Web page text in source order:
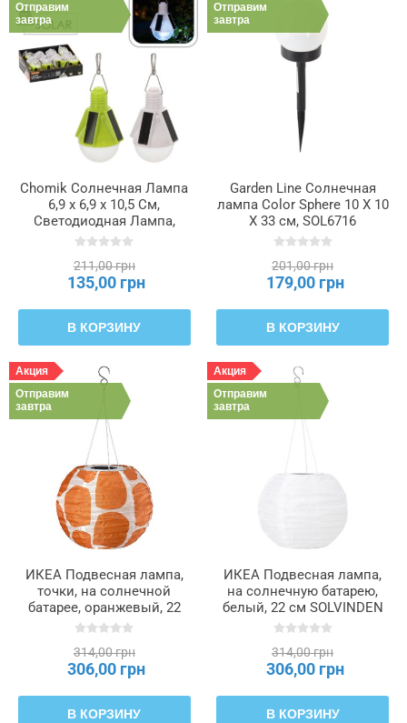
Отправим
завтра
Chomik Солнечная Лампа
6,9 x 6,9 x 10,5 См,
Светодиодная Лампа,
Холодный Белый, Микс
211,00 грн
135,00 грн
В КОРЗИНУ
Отправим
завтра
Garden Line Солнечная
лампа Color Sphere 10 X 10
X 33 см, SOL6716
201,00 грн
179,00 грн
В КОРЗИНУ
Акция
Отправим
завтра
ИКЕА Подвесная лампа,
точки, на солнечной
батарее, оранжевый, 22
см SOLVINDEN
314,00 грн
306,00 грн
В КОРЗИНУ
Акция
Отправим
завтра
ИКЕА Подвесная лампа,
на солнечную батарею,
белый, 22 см SOLVINDEN
СОЛВИДЕН, 906.147.40
314,00 грн
306,00 грн
В КОРЗИНУ